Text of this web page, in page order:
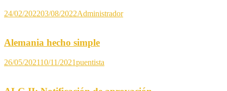
24/02/202203/08/2022Administrador
Alemania hecho simple
26/05/202110/11/2021puentista